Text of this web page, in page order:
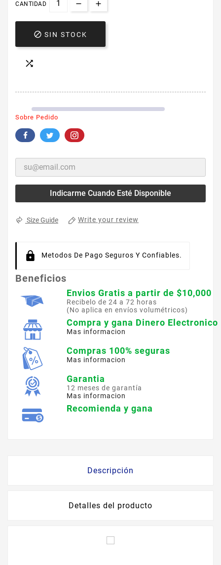
CANTIDAD
 SIN STOCK

Sobre Pedido
Indicarme Cuando Esté Disponible
Size Guide Write your review
Metodos De Pago Seguros Y Confiables.
Beneficios
Envios Gratis a partir de $10,000
Recibelo de 24 a 72 horas
(No aplica en envíos volumétricos)
Compra y gana Dinero Electronico
Mas informacion
Compras 100% seguras
Mas informacion
Garantia
12 meses de garantía
Mas informacion
Recomienda y gana
Descripción
Detalles del producto